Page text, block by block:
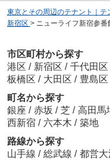
東京とその周辺のテナント｜テ
新宿区 > ニューライフ新宿参番
市区町村から探す
港区 / 新宿区 / 千代田区
板橋区 / 大田区 / 豊島区
町名から探す
銀座 / 赤坂 / 芝 / 高田馬
西新宿 / 六本木 / 築地
路線から探す
山手線 / 総武線 / 都営